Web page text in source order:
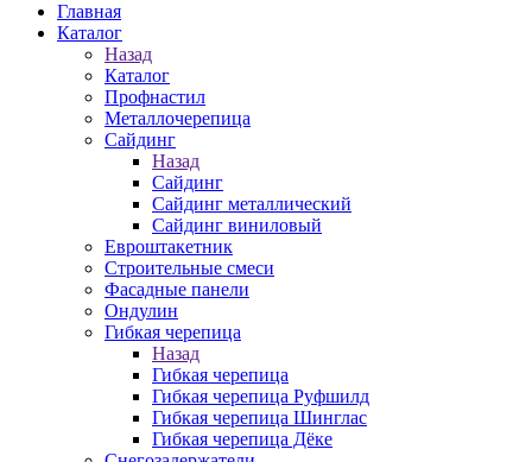
Главная
Каталог
Назад
Каталог
Профнастил
Металлочерепица
Сайдинг
Назад
Сайдинг
Сайдинг металлический
Сайдинг виниловый
Евроштакетник
Строительные смеси
Фасадные панели
Ондулин
Гибкая черепица
Назад
Гибкая черепица
Гибкая черепица Руфшилд
Гибкая черепица Шинглас
Гибкая черепица Дёке